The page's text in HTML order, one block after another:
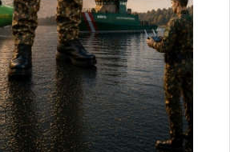
Google Analytics, lai samazinātu
līmeni.